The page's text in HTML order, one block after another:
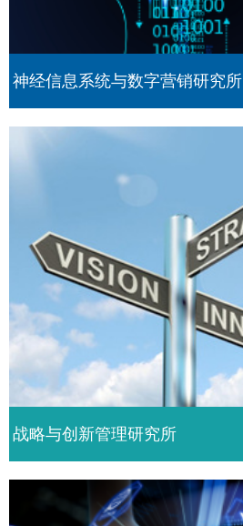
神经信息系统与数字营销研究所
战略与创新管理研究所